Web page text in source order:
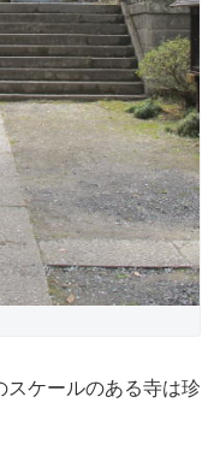
ケールのある寺は珍